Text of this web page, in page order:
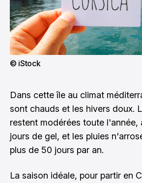
© iStock
Dans cette île au climat
sont chauds et les hivers doux.
restent modérées toute l'année,
jours de gel, et les pluies
plus de 50 jours par an.
La saison idéale, pour partir en